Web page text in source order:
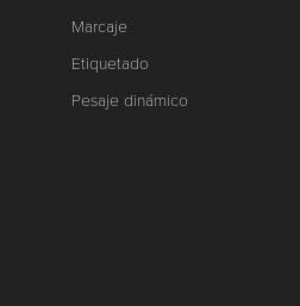
Marcaje
Etiquetado
Pesaje dinámico